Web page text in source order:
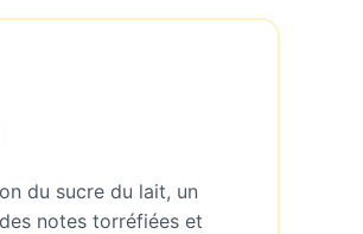
du sucre du lait, un
notes torréfiées et